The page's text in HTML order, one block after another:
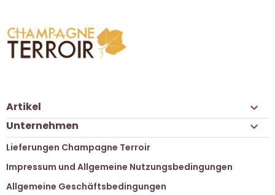
Artikel 
Unternehmen 
Lieferungen Champagne Terroir
Impressum und Allgemeine Nutzungsbedingungen
Allgemeine Geschäftsbedingungen